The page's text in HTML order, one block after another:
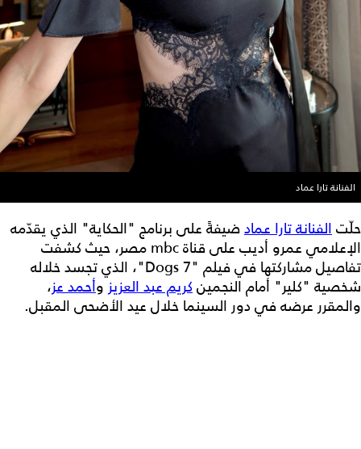
الفنانة تارا عماد
حلّتالفنانة تارا عمادضيفةً على برنامج "الحكاية" الذي يقدّمه
الإعلامي عمرو أديب على قناة mbc مصر، حيث كشفت
تفاصيل مشاركتها في فيلم "7 Dogs"، الذي تجسد خلاله
شخصية "كلير" أمام النجمينكريم عبد العزيز وأحمد عز،
والمقرر عرضه في دور السينما خلال عيد الأضحى المقبل.